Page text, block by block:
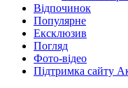
Відпочинок
Популярне
Ексклюзив
Погляд
Фото-відео
Підтримка сайту